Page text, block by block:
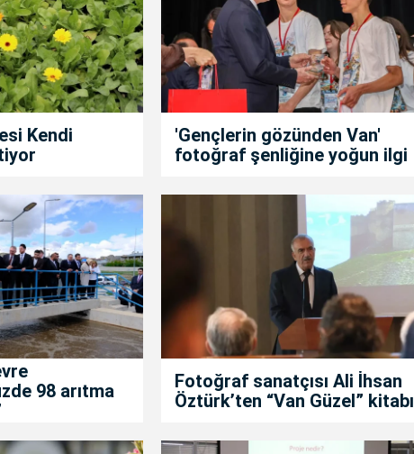
Kendi
'Gençlerin gözünden Van'
fotoğraf şenliğine yoğun ilgi
98 arıtma
Fotoğraf sanatçısı Ali İhsan
Öztürk’ten “Van Güzel” kitabı